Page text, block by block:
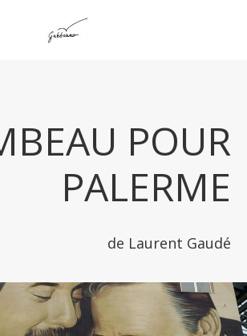
POUR
PALERME
de Laurent Gaudé